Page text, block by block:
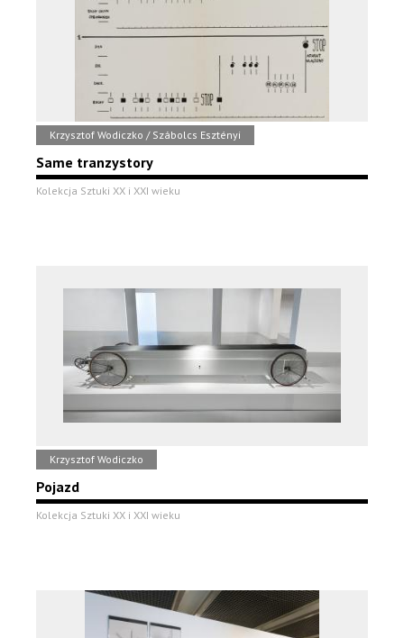
Krzysztof Wodiczko / Szábolcs Esztényi
Same tranzystory
Kolekcja Sztuki XX i XXI wieku
Krzysztof Wodiczko
Pojazd
Kolekcja Sztuki XX i XXI wieku